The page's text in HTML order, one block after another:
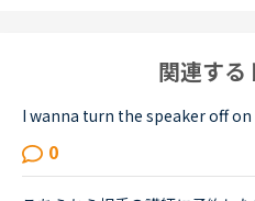
関連する
0